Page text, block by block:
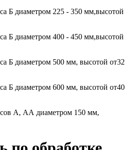
Б диаметром 225 - 350 мм,высотой
Б диаметром 400 - 450 мм,высотой
Б диаметром 500 мм, высотой от32
Б диаметром 600 мм, высотой от40
А, АА диаметром 150 мм,